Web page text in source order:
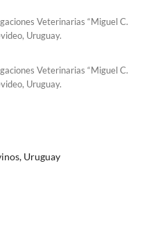
Veterinarias “Miguel C.
Uruguay.
Veterinarias “Miguel C.
Uruguay.
Uruguay